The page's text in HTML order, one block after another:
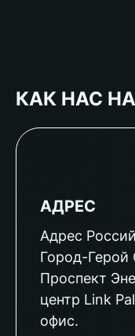
КАК НАС
АДРЕС
Адрес
Город-Герой
Проспект
центр Link
офис.